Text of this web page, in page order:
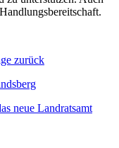
zurück
neue Landratsamt